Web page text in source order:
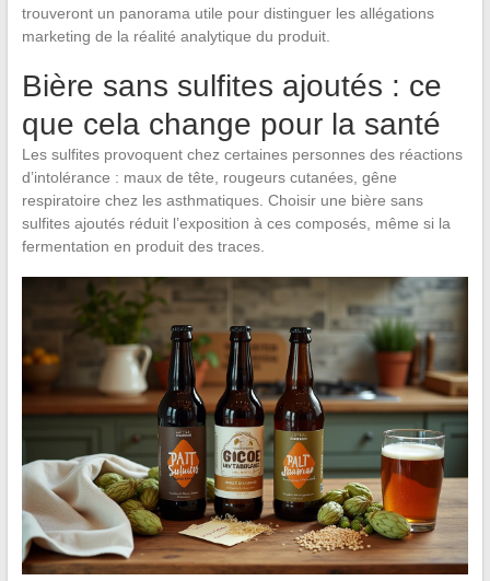
trouveront un panorama utile pour distinguer les allégations
marketing de la réalité analytique du produit.
Bière sans sulfites ajoutés : ce
que cela change pour la santé
Les sulfites provoquent chez certaines personnes des réactions
d’intolérance : maux de tête, rougeurs cutanées, gêne
respiratoire chez les asthmatiques. Choisir une bière sans
sulfites ajoutés réduit l’exposition à ces composés, même si la
fermentation en produit des traces.